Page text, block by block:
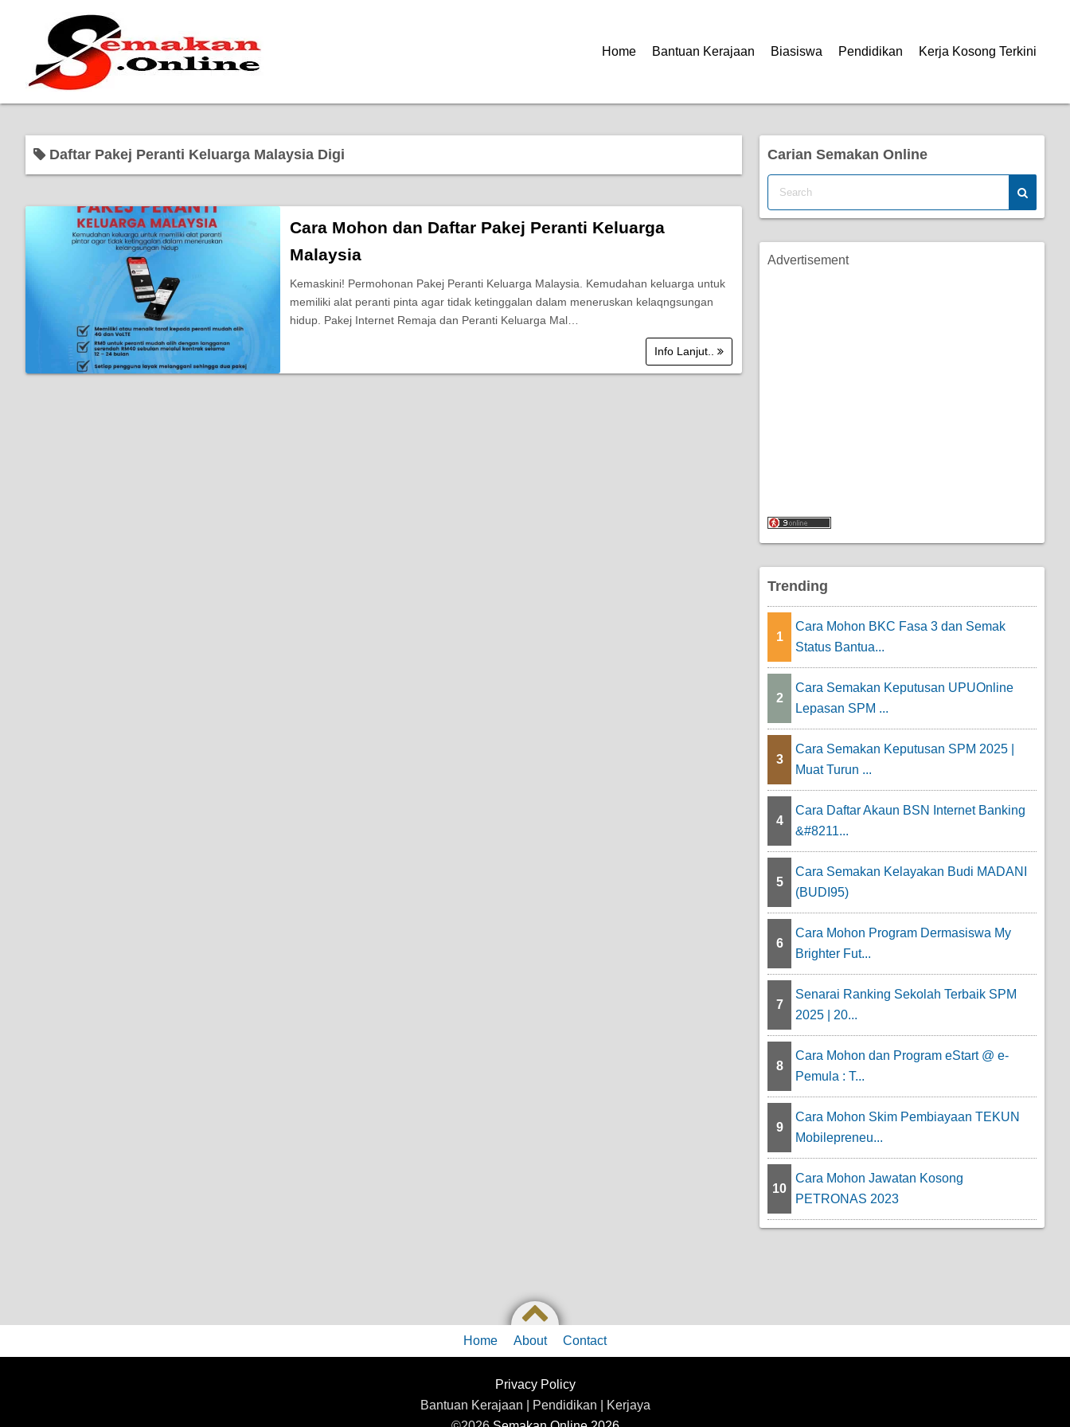
Home Bantuan Kerajaan Biasiswa Pendidikan Kerja Kosong Terkini
Daftar Pakej Peranti Keluarga Malaysia Digi
Cara Mohon dan Daftar Pakej Peranti Keluarga
Malaysia
Kemaskini! Permohonan Pakej Peranti Keluarga Malaysia. Kemudahan keluarga untuk
memiliki alat peranti pinta agar tidak ketinggalan dalam meneruskan kelaqngsungan
hidup. Pakej Internet Remaja dan Peranti Keluarga Mal…
Info Lanjut..
Carian Semakan Online
Advertisement
Trending
1
Cara Mohon BKC Fasa 3 dan Semak
Status Bantua...
2
Cara Semakan Keputusan UPUOnline
Lepasan SPM ...
3
Cara Semakan Keputusan SPM 2025 |
Muat Turun ...
4
Cara Daftar Akaun BSN Internet Banking
&#8211...
5
Cara Semakan Kelayakan Budi MADANI
(BUDI95)
6
Cara Mohon Program Dermasiswa My
Brighter Fut...
7
Senarai Ranking Sekolah Terbaik SPM
2025 | 20...
8
Cara Mohon dan Program eStart @ e-
Pemula : T...
9
Cara Mohon Skim Pembiayaan TEKUN
Mobilepreneu...
10
Cara Mohon Jawatan Kosong
PETRONAS 2023
Home About Contact
Privacy Policy
Bantuan Kerajaan | Pendidikan | Kerjaya